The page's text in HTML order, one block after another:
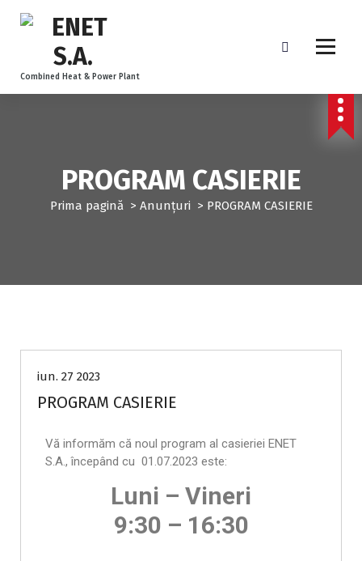
Combined Heat & Power Plant
PROGRAM CASIERIE
Prima pagină> Anunțuri > PROGRAM CASIERIE
iun. 27 2023
PROGRAM CASIERIE
Vă informăm că noul program al casieriei ENET
S.A., începând cu 01.07.2023 este:
Luni – Vineri
9:30 – 16:30